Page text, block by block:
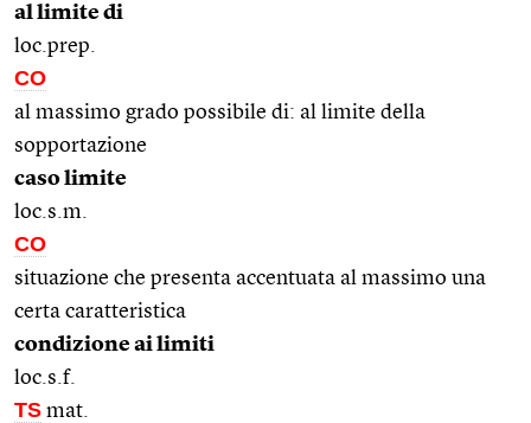
al limite di
loc.prep.
CO
al massimo grado possibile di: al limite della
sopportazione
caso limite
loc.s.m.
CO
situazione che presenta accentuata al massimo una
certa caratteristica
condizione ai limiti
loc.s.f.
TS mat.